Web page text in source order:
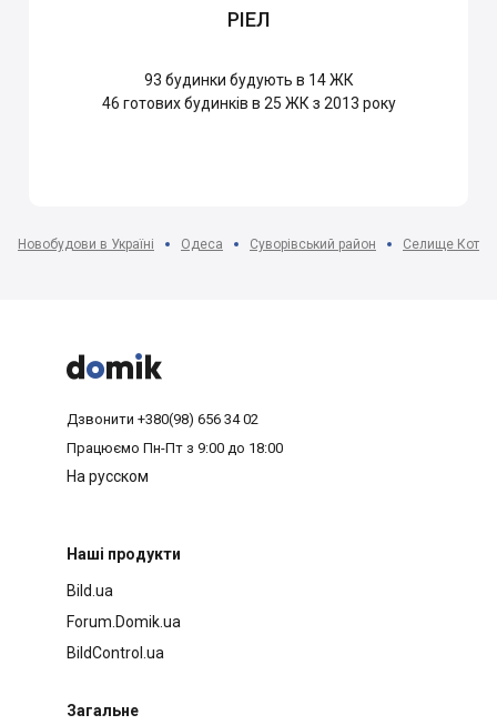
РІЕЛ
93 будинки будують в 14 ЖК
46 готових будинків в 25 ЖК з 2013 року
Новобудови в Україні Одеса Суворівський район Селище



Дзвонити +380(98) 656 34 02
Працюємо Пн-Пт з 9:00 до 18:00
На русском
Наші продукти
Bild.ua
Forum.Domik.ua
BildControl.ua
Загальне